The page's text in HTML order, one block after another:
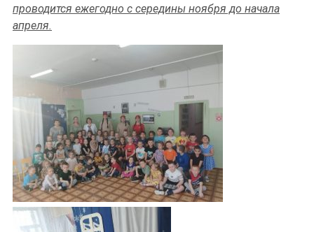
проводится ежегодно с середины ноября до начала
апреля.